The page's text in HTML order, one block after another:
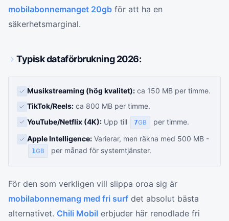
mobilabonnemanget 20gb för att ha en
säkerhetsmarginal.
Typisk dataförbrukning 2026:
Musikstreaming (hög kvalitet): ca 150 MB per timme.
TikTok/Reels: ca 800 MB per timme.
YouTube/Netflix (4K): Upp till 7GB
per timme.
Apple Intelligence: Varierar, men räkna med 500 MB -
1GB per månad för systemtjänster.
För den som verkligen vill slippa oroa sig är
mobilabonnemang med fri surf det absolut bästa
alternativet. Chili Mobil erbjuder här renodlade fri